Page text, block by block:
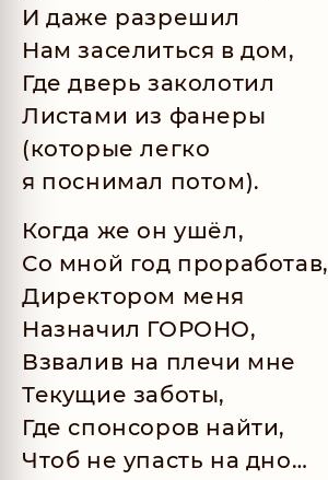
И даже разрешил
Нам заселиться в дом,
Где дверь заколотил
Листами из фанеры
(которые легко
я поснимал потом).
Когда же он ушёл,
Со мной год проработав,
Директором меня
Назначил ГОРОНО,
Взвалив на плечи мне
Текущие заботы,
Где спонсоров найти,
Чтоб не упасть на дно…